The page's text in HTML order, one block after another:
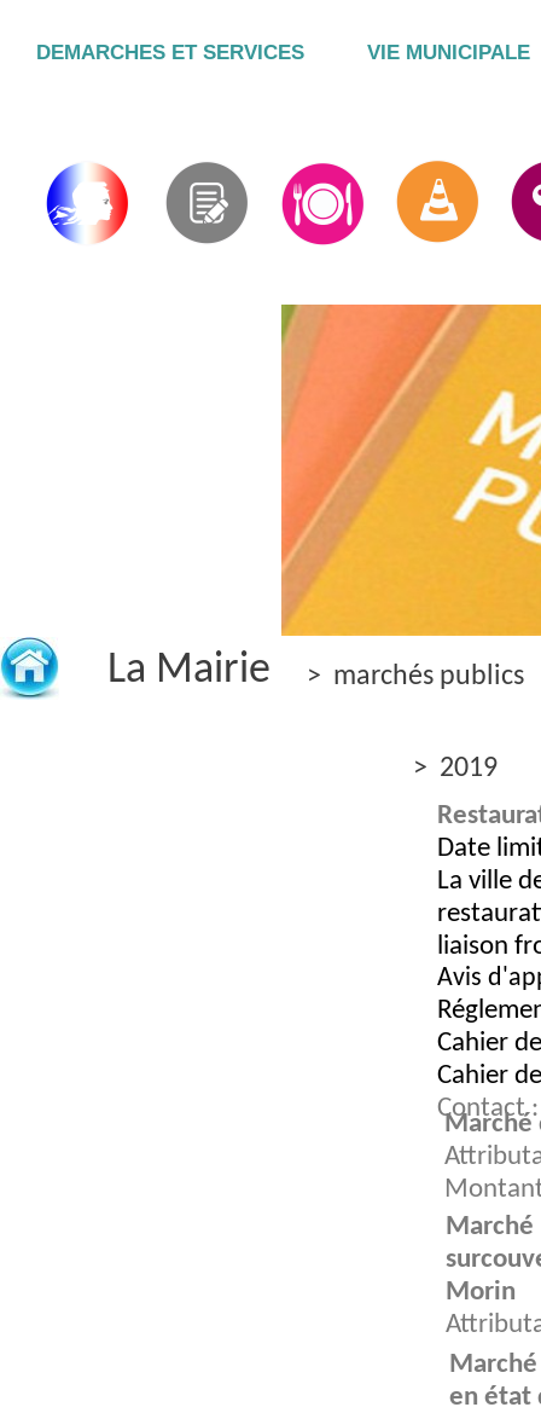
DEMARCHES ET SERVICES VIE MUNICIPALE
en état
Marché
Morin
Marché
Date
La ville
liaison
Avis
Cahier
Cahier
Contact
> 2019
La Mairie > marchés publics